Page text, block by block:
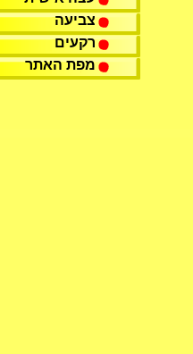
צביעה
רקעים
מפת האתר